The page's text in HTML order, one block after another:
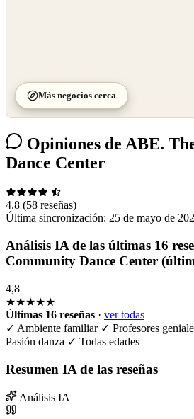
Más negocios cerca
Opiniones de ABE.
Dance Center
4.8 (58 reseñas)
Última sincronización: 25 de mayo de
Análisis IA de las últimas 16
Community Dance Center
4,8
★★★★★
Últimas 16 reseñas · ver todas
✓ Ambiente familiar ✓ Profesores
Pasión danza ✓ Todas edades
Resumen IA de las reseñas
Análisis IA